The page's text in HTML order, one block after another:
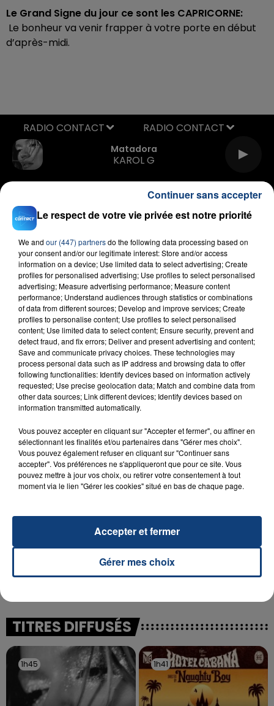
Le Grand Signe du jour ce sont les CAPRICORNE:
Le bonheur va venir frapper à votre porte en début
d’après-midi.
Matadora
KAROL G
RADIO CONTACT
FIL D'ACTU
23 juillet 2026
INCENDIE MORTEL À LENS : UNE FEMME ET
Un homme s'est immolé par le feu après avoir
aspergé sa compagne et leur bébé de trois mois
d'un liquide inflammable.
UNE ADOLESCENTE DEVANT SE FAIRE
OPÉRER DE LA CHEVILLE RESSORT DE LA...
reconnu sa responsabilité et présenté ses
excuses.
TITRES DIFFUSÉS
1h45
1h45 1h41
1h41
Le respect de votre vie privée est notre priorité
We and our (447) partnersdo the following data processing based on
your consent and/or our legitimate interest: Store and/or access
information on a device; Use limited data to select advertising; Create
profiles for personalised advertising; Use profiles to select personalised
advertising; Measure advertising performance; Measure content
performance; Understand audiences through statistics or combinations
of data from different sources; Develop and improve services; Create
profiles to personalise content; Use profiles to select personalised
content; Use limited data to select content; Ensure security, prevent and
detect fraud, and fix errors; Deliver and present advertising and content;
Save and communicate privacy choices. These technologies may
process personal data such as IP address and browsing data to offer
following functionalities: Identify devices based on information actively
requested; Use precise geolocation data; Match and combine data from
other data sources; Link different devices; Identify devices based on
information transmitted automatically.
Vous pouvez accepter en cliquant sur "Accepter et fermer", ou affiner en
sélectionnant les finalités et/ou partenaires dans "Gérer mes choix".
Vous pouvez également refuser en cliquant sur "Continuer sans
accepter". Vos préférences ne s'appliqueront que pour ce site. Vous
pouvez mettre à jour vos choix, ou retirer votre consentement à tout
moment via le lien "Gérer les cookies" situé en bas de chaque page.
Gérer mes choix
Accepter et fermer
Continuer sans accepter